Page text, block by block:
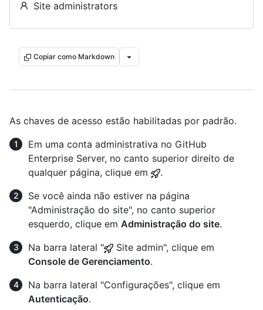
Site administrators
Copiar como Markdown
As chaves de acesso estão habilitadas por padrão.
Em uma conta administrativa no GitHub
Enterprise Server, no canto superior direito de
qualquer página, clique em
.
Se você ainda não estiver na página
"Administração do site", no canto superior
esquerdo, clique em Administração do site.
Na barra lateral "
Site admin", clique em
Console de Gerenciamento.
Na barra lateral "Configurações", clique em
Autenticação.